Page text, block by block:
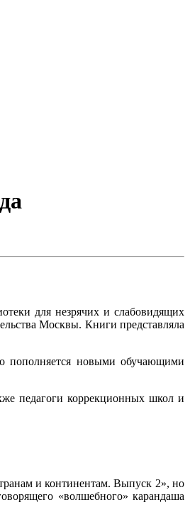
для незрячих и слабовидящих
Москвы. Книги представляла
пополняется новыми обучающими
педагоги коррекционных школ и
и континентам. Выпуск 2», но
«волшебного» карандаша